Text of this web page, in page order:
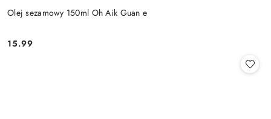
Olej sezamowy 150ml Oh Aik Guan e
Cena:
15.99